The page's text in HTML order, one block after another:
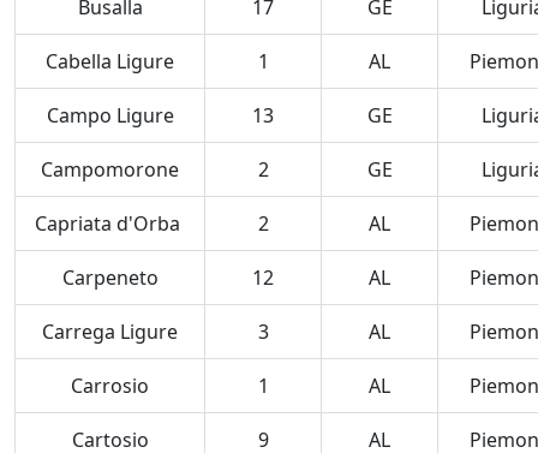
Busalla 17 GE
Cabella Ligure 1 AL
Campo Ligure 13 GE
Campomorone 2 GE
Capriata d'Orba 2 AL
Carpeneto 12 AL
Carrega Ligure 3 AL
Carrosio 1 AL
Cartosio 9 AL